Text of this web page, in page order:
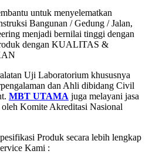
untuk menyelematkan
Bangunan / Gedung / Jalan,
menjadi bernilai tinggi dengan
dengan KUALITAS &
Uji Laboratorium khususnya
dan Ahli dibidang Civil
MBT UTAMA juga melayani jasa
Komite Akreditasi Nasional
Produk secara lebih lengkap
Kami :